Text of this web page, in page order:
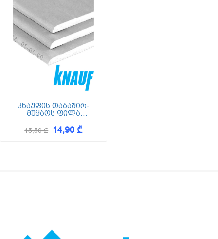
კნაუფის თაბაშირ-
მუყაოს ფილა
2500*1200*12.5
15,50 ₾ 14,90 ₾